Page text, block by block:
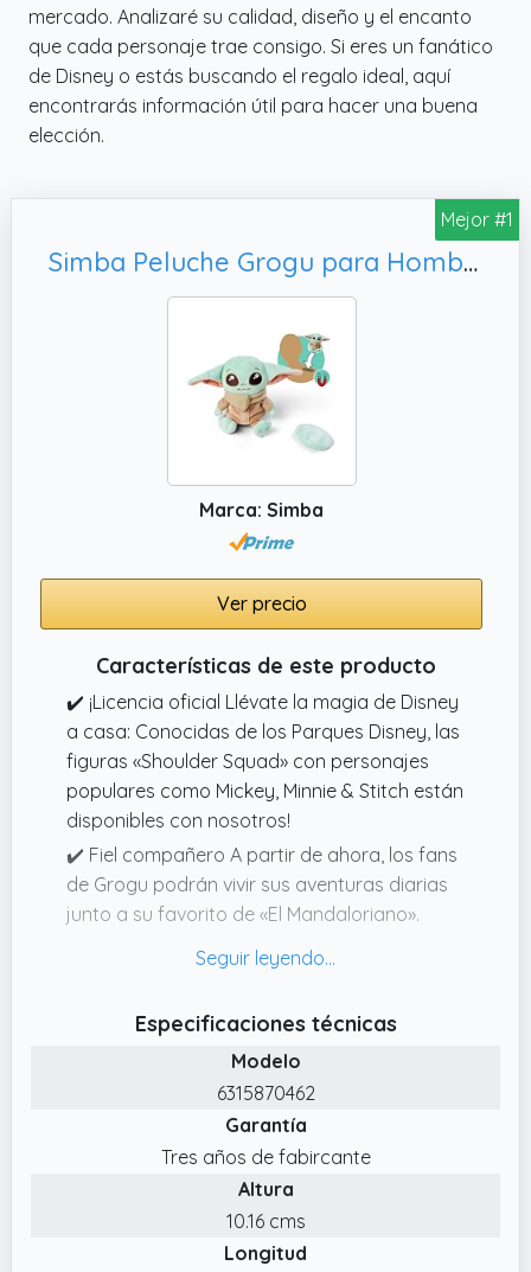
mercado. Analizaré su calidad, diseño y el encanto
que cada personaje trae consigo. Si eres un fanático
de Disney o estás buscando el regalo ideal, aquí
encontrarás información útil para hacer una buena
elección.
Mejor #1
Simba Peluche Grogu para Hombro 12 cm. Grogu en Forma de Peluche magnético para Llevar. Licencia Disney 100% Original Apto para Todas Las Edades. (6315870462)
Marca: Simba
Ver precio
Características de este producto
✔️ ¡Licencia oficial Llévate la magia de Disney
a casa: Conocidas de los Parques Disney, las
figuras «Shoulder Squad» con personajes
populares como Mickey, Minnie & Stitch están
disponibles con nosotros!
✔️ Fiel compañero A partir de ahora, los fans
de Grogu podrán vivir sus aventuras diarias
junto a su favorito de «El Mandaloriano».
años se sienta cómodamente en su hombro!
grandes y pequeños! Como uno de los
mayores fabricantes de juguetes de
Alemania, desarrollamos emocionantes
juguetes infantiles que entusiasman a niñas y
✔️ Figura icónica de Disney De alta calidad y
con todo lujo de detalles: El peluche de felpa
suave ambienta a la perfección al adorable
Especificaciones técnicas
Modelo
6315870462
Garantía
Tres años de fabircante
Altura
10.16 cms
Longitud